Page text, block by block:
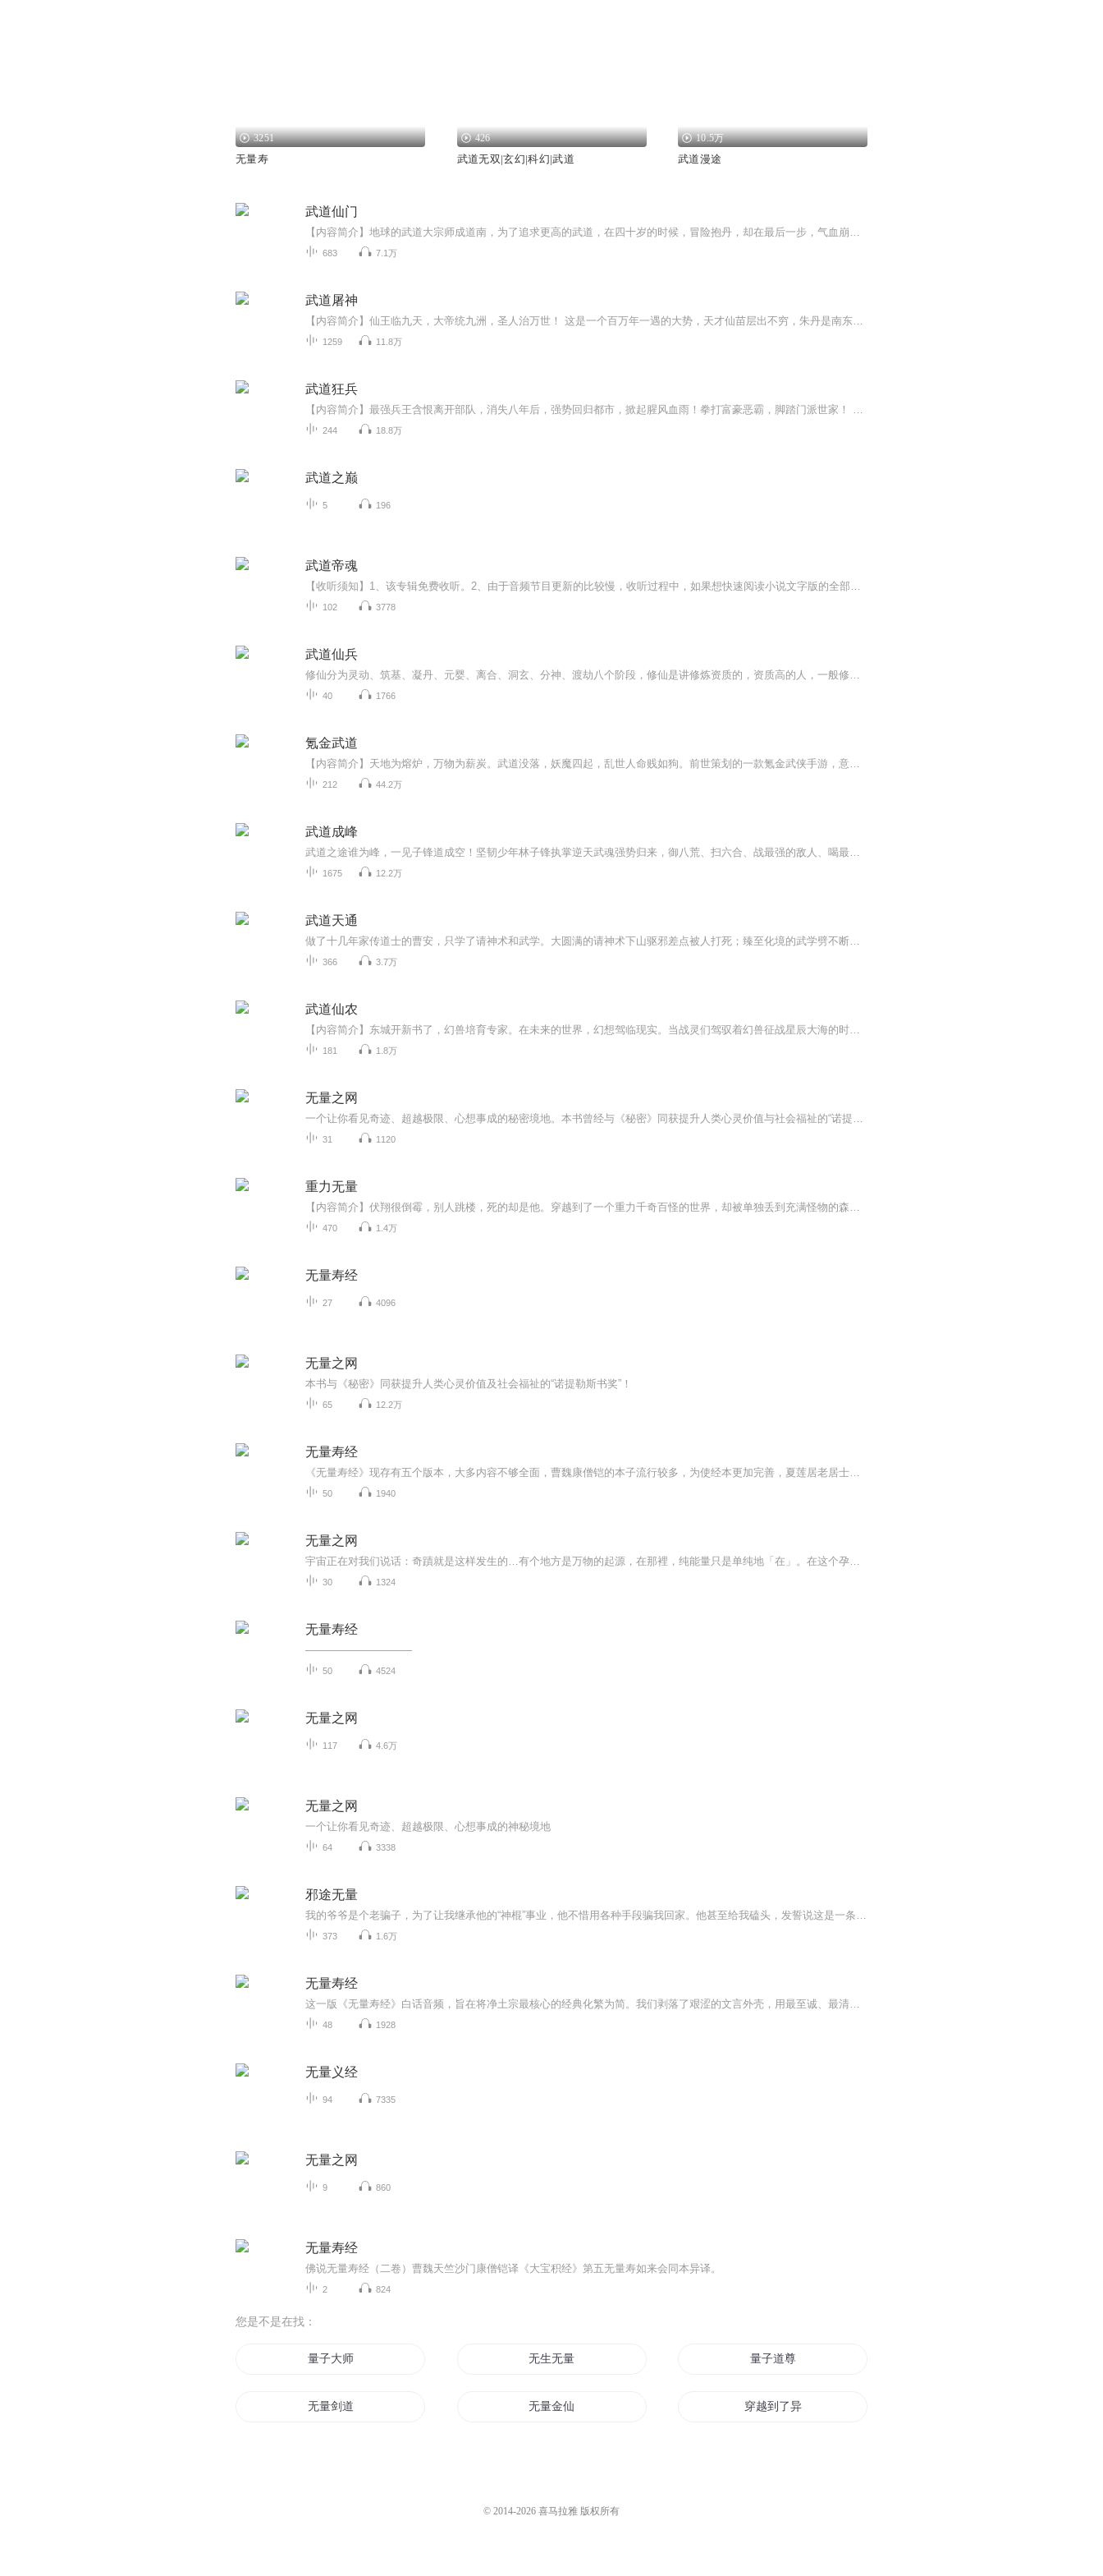
3251
无量寿
426
武道无双|玄幻|科幻|武道
10.5万
武道漫途
武道仙门
【内容简介】地球的武道大宗师成道南，为了追求更高的武道，在四十岁的时候，冒险抱丹，却在最后一步，气血崩溃，陨落当场。意外重生到另一方世界，前一世未曾走完的道路，这一世继续的走。壮大气血，锻炼筋骨，搬运气息，凝聚精神，掌握神通，待到蓦然回...
683 7.1万
武道屠神
【内容简介】仙王临九天，大帝统九洲，圣人治万世！ 这是一个百万年一遇的大势，天才仙苗层出不穷，朱丹是南东黎一个小门派的弟子，因得罪派中二世祖，被逐出门派。朱丹强势崛起，斩杀一切敌人，以千万敌人枯骨铺就证帝之道！ 一剑动九洲，一拳破十天，...
1259 11.8万
武道狂兵
【内容简介】最强兵王含恨离开部队，消失八年后，强势回归都市，掀起腥风血雨！拳打富豪恶霸，脚踏门派世家！ 嚣张狂少历练花都，美女如云来者不拒。 女神校花未婚妻，教师警花；明星杀手女刺客，总裁御姐女且看最强狂少如何纵横都市，书写他的江湖传奇！【制作简介】 作者：老黄 播音：骚猫【购买须知】1.本作品为付费有声书，前20集为免费试听，购买成功后，即可收听。每天更2集，共计350集左右。2.版权归原作者所有，严禁翻录成任何形式，严禁在任何第三方平台传播，违者将追究其法律责任。3.如在充值/购买环节遇到问题，可以通过页面右上方按钮，分享至微信内使用微信支付完成购买。4.在购买过程中，如果你有任何问题，可以在微信搜索公众号【bestxmly】或搜索【喜马拉雅付费精品】来随时咨询问题，也可以拨打客服电话：0514-82395811。
244 18.8万
武道之巅
5 196
武道帝魂
【收听须知】1、该专辑免费收听。2、由于音频节目更新的比较慢，收听过程中，如果想快速阅读小说文字版的全部章节，请在微心中搜索公中号【听有文学】，关注后，并在公中号中回复：【208】，便可快速阅读小说文字版全集。 (注意：需要在公中号回复才有效哦）【专辑简介】龙脉大陆，万族林立，宗门无数，武者为尊。强者毁天灭地，弱者匍匐如蚁。少年陈枫，丹田如铁，无法修炼，受尽冷眼。偶得至尊龙血，神秘古鼎，从此逆天崛起，横空出世！娇俏妖狐，冷傲女皇，魔门妖女，神族公主，尽皆入我怀中。修...
102 3778
武道仙兵
修仙分为灵动、筑基、凝丹、元婴、离合、洞玄、分神、渡劫八个阶段，修仙是讲修炼资质的，资质高的人，一般修炼两三个月就能达到灵动，突破筑基，甚至凝聚成丹，资历不高的人，修炼四五个月也是能达到这三个阶段，可苏兮当年却花费了三年的时间，那时很多...
40 1766
氪金武道
【内容简介】天地为熔炉，万物为薪炭。武道没落，妖魔四起，乱世人命贱如狗。前世策划的一款氪金武侠手游，意外成了宁休脑海中的异能。灵犀指、降龙掌、无定三绝、三尊封神剑、吞天灭地七大限......既然世间已沦为地狱，那便杀出一片净土，以杀止杀。文字...
212 44.2万
武道成峰
武道之途谁为峰，一见子锋道成空！坚韧少年林子锋执掌逆天武魂强势归来，御八荒、扫六合、战最强的敌人、喝最烈的美酒、吃最上等的珍馐！登临世间最高峰，俯瞰天下英雄！
1675 12.2万
武道天通
做了十几年家传道士的曹安，只学了请神术和武学。大圆满的请神术下山驱邪差点被人打死；臻至化境的武学劈不断一块青砖……以至于他一直以为自己修炼的东西有问题。直到魂穿高武世界后，才发现，原来出问题不是修炼的内容，而是世界。
366 3.7万
武道仙农
【内容简介】东城开新书了，幻兽培育专家。在未来的世界，幻想驾临现实。当战灵们驾驭着幻兽征战星辰大海的时候。一家名为幻兽培育专家的幻兽咨询连锁店开满了整个人类文明。你想让幻兽快速晋级么？你想成为黄金战灵走上人生巅峰么？你想让你的幻兽拥有王...
181 1.8万
无量之网
一个让你看见奇迹、超越极限、心想事成的秘密境地。本书曾经与《秘密》同获提升人类心灵价值与社会福祉的“诺提勒斯书奖”。我们到底有多大力量可以改变这个世界？献给一直也在寻找答案的你！1944年，量子理论之父马克斯.普朗克用“母体”这个词震撼了全世...
31 1120
重力无量
【内容简介】伏翔很倒霉，别人跳楼，死的却是他。穿越到了一个重力千奇百怪的世界，却被单独丢到充满怪物的森林。为了获得活下去的力量，为了获得回归的可能，他不得不奋发了。【作者/主播简介】作者：一条废柴主播：烨烨升辉书院【购买须知】1、本作品为...
470 1.4万
无量寿经
27 4096
无量之网
本书与《秘密》同获提升人类心灵价值及社会福祉的“诺提勒斯书奖”！
65 12.2万
无量寿经
《无量寿经》现存有五个版本，大多内容不够全面，曹魏康僧铠的本子流行较多，为使经本更加完善，夏莲居老居士在保留所有经本原文内容的基础上，进行会集，形成现在的《佛说大乘无量寿庄严清净平等觉经会集本》，可以说从题目到内容都是比较圆满的会集。这...
50 1940
无量之网
宇宙正在对我们说话：奇蹟就是这样发生的…有个地方是万物的起源，在那裡，纯能量只是单纯地「在」。在这个孕育真实状态的量子孵化器中，一切都有可能，我们称它为「无量之网」。感恩《无量之网》的作者和系列相关的人员！感恩众行平台的30位传承者老师们...
30 1324
无量寿经
——————————
50 4524
无量之网
117 4.6万
无量之网
一个让你看见奇迹、超越极限、心想事成的神秘境地
64 3338
邪途无量
我的爷爷是个老骗子，为了让我继承他的“神棍”事业，他不惜用各种手段骗我回家。他甚至给我磕头，发誓说这是一条能发大财的路，还让我相信这是家族的荣耀和使命。在他的百般劝诱下，我半信半疑地入了行，可一旦踏入这条路，他却告诉我一个惊人的真相：作...
373 1.6万
无量寿经
这一版《无量寿经》白话音频，旨在将净土宗最核心的经典化繁为简。我们剥落了艰涩的文言外壳，用最至诚、最清净的声音，为您还原阿弥陀佛四十八大愿的宏伟蓝图。无论您身处何方，戴上耳机，即刻步入那片金沙布地、七宝池盛的清净国土。让佛陀的慈悲愿力化...
48 1928
无量义经
94 7335
无量之网
9 860
无量寿经
佛说无量寿经（二卷）曹魏天竺沙门康僧铠译《大宝积经》第五无量寿如来会同本异译。
2 824
您是不是在找：
量子大师 无生无量 量子道尊
无量剑道 无量金仙 穿越到了异界无量天仙
© 2014-2026 喜马拉雅 版权所有